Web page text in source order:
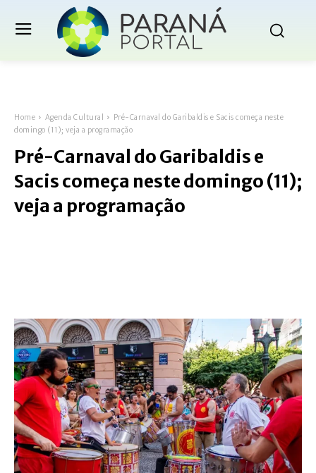
Home Agenda Cultural
Pré-Carnaval do Garibaldis e Sacis começa neste
domingo (11); veja a programação
Pré-Carnaval do Garibaldis e
Sacis começa neste domingo (11);
veja a programação